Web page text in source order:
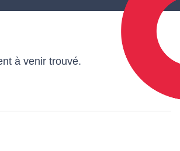
à venir trouvé.